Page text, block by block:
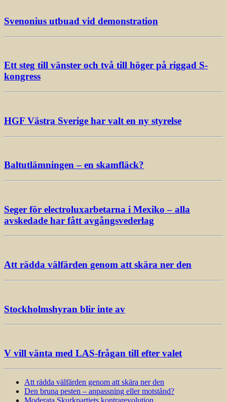
Svenonius utbuad vid demonstration
Ett steg till vänster och två till höger på riggad S-
kongress
HGF Västra Sverige har valt en ny styrelse
Baltutlämningen – en skamfläck?
Seger för electroluxarbetarna i Mexiko – alla
avskedade har fått avgångsvederlag
Att rädda välfärden genom att skära ner den
Stockholmshyran blir inte av
V vill vänta med LAS-frågan till efter valet
Att rädda välfärden genom att skära ner den
Den bruna pesten – anpassning eller motstånd?
Moderata Skurkpartiets kontrarevolution